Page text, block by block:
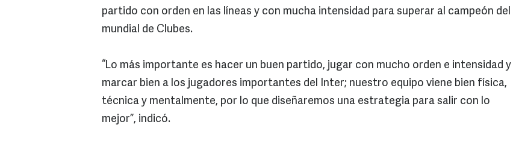
partido con orden en las líneas y con mucha intensidad para superar al campeón del
mundial de Clubes.
“Lo más importante es hacer un buen partido, jugar con mucho orden e intensidad y
marcar bien a los jugadores importantes del Inter; nuestro equipo viene bien física,
técnica y mentalmente, por lo que diseñaremos una estrategia para salir con lo
mejor”, indicó.